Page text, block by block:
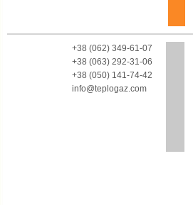
+38 (062) 349-61-07
+38 (063) 292-31-06
+38 (050) 141-74-42
info@teplogaz.com